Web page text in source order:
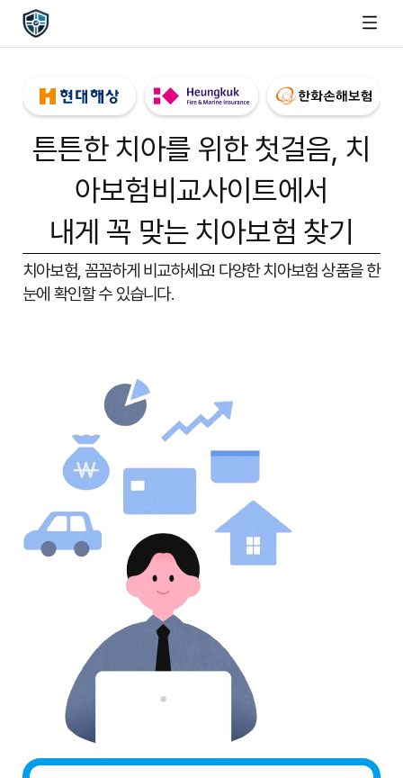
튼튼한 치아를 위한 첫걸음, 치
아보험비교사이트에서
내게 꼭 맞는 치아보험 찾기
치아보험, 꼼꼼하게 비교하세요! 다양한 치아보험 상품을 한
눈에 확인할 수 있습니다.